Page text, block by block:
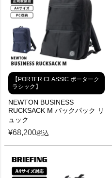
【PORTER CLASSIC ポーターク
ラシック】
NEWTON BUSINESS
RUCKSACK M バックパック リ
ュック
¥68,200税込